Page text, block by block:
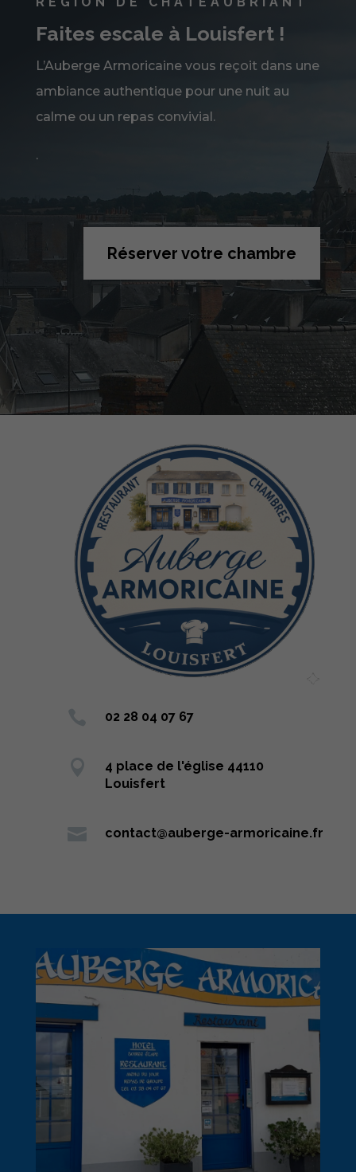
Faites escale à Louisfert !
L’Auberge Armoricaine vous reçoit dans une
ambiance authentique pour une nuit au
calme ou un repas convivial.
.
Réserver votre chambre
 02 28 04 07 67

4 place de l'église 44110
Louisfert
 contact@auberge-armoricaine.fr